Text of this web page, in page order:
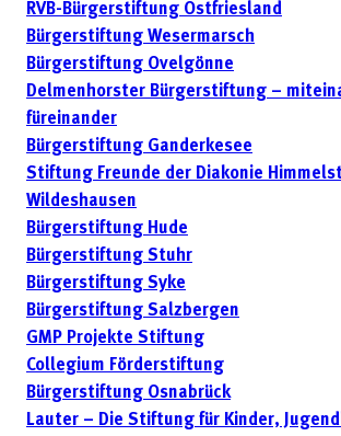
RVB-Bürgerstiftung Ostfriesland
Bürgerstiftung Wesermarsch
Bürgerstiftung Ovelgönne
Delmenhorster Bürgerstiftung –
füreinander
Bürgerstiftung Ganderkesee
Stiftung Freunde der Diakonie
Wildeshausen
Bürgerstiftung Hude
Bürgerstiftung Stuhr
Bürgerstiftung Syke
Bürgerstiftung Salzbergen
GMP Projekte Stiftung
Collegium Förderstiftung
Bürgerstiftung Osnabrück
Lauter – Die Stiftung für Kinder,